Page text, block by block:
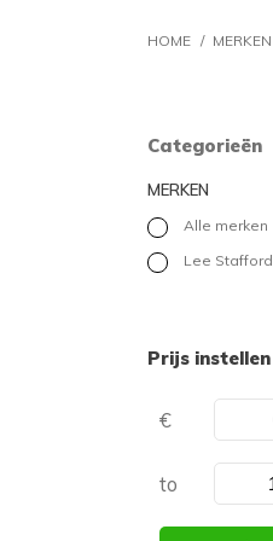
HOME / MERKEN
Categorieën
MERKEN
Alle merken
Lee Stafford
Prijs instellen
€
to